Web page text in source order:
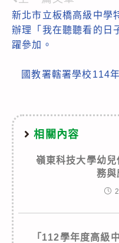
more
articles
新北市立板橋高級中學
辦理「我在聽聽看的日
躍參加。
國教署轄署學校114
相關內容
嶺東科技大學幼
務與
「112學年度高級